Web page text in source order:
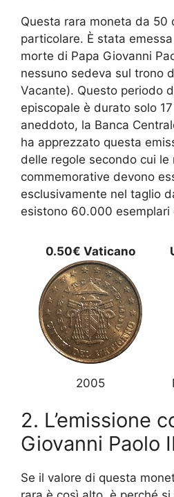
Questa rara moneta da 50
particolare. È stata
morte di Papa Giovanni
nessuno sedeva sul trono
Vacante). Questo periodo
episcopale è durato solo
aneddoto, la Banca
ha apprezzato questa
delle regole secondo cui le
commemorative devono
esclusivamente nel taglio
esistono 60.000 esemplari
0.50€ Vaticano
2005
2. L’emissione
Giovanni Paolo II
Se il valore di questa